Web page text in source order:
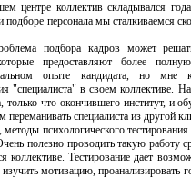
центре коллектив складывался
подборе персонала мы сталкиваемся
подбора кадров может
предоставляют более
опыте кандидата, но мне
"специалиста" в своем коллективе.
только что окончившего институт, и
переманивать специалиста из другой
методы психологического
полезно проводить такую работу
коллективе. Тестирование дает
мотивацию, проанализировать